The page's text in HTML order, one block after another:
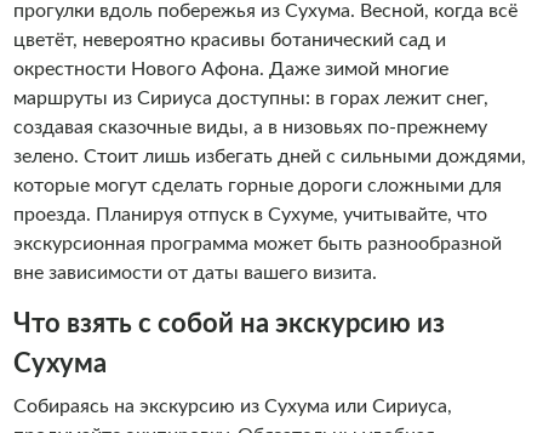
прогулки вдоль побережья из Сухума. Весной, когда всё
цветёт, невероятно красивы ботанический сад и
окрестности Нового Афона. Даже зимой многие
маршруты из Сириуса доступны: в горах лежит снег,
создавая сказочные виды, а в низовьях по-прежнему
зелено. Стоит лишь избегать дней с сильными дождями,
которые могут сделать горные дороги сложными для
проезда. Планируя отпуск в Сухуме, учитывайте, что
экскурсионная программа может быть разнообразной
вне зависимости от даты вашего визита.
Что взять с собой на экскурсию из
Сухума
Собираясь на экскурсию из Сухума или Сириуса,